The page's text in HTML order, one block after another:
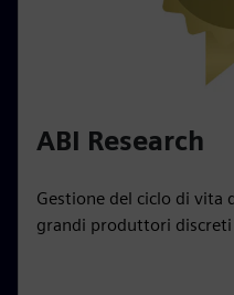
ABI Research
Gestione del ciclo di vita
grandi produttori discreti